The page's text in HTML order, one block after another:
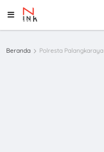
Beranda Polresta Palangkaraya